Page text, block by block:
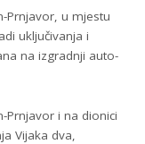
Prnjavor, u mjestu
uključivanja i
na izgradnji auto-
Prnjavor i na dionici
Vijaka dva,